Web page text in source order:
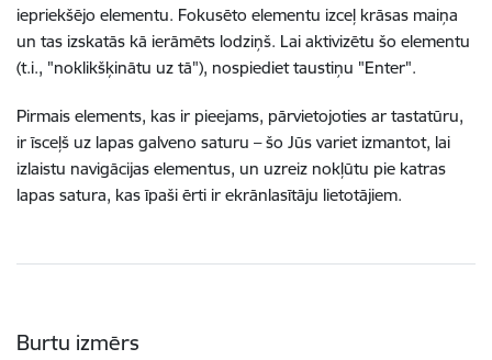
iepriekšējo elementu. Fokusēto elementu izceļ krāsas maiņa
un tas izskatās kā ierāmēts lodziņš. Lai aktivizētu šo elementu
(t.i., "noklikšķinātu uz tā"), nospiediet taustiņu "Enter".
Pirmais elements, kas ir pieejams, pārvietojoties ar tastatūru,
ir īsceļš uz lapas galveno saturu – šo Jūs variet izmantot, lai
izlaistu navigācijas elementus, un uzreiz nokļūtu pie katras
lapas satura, kas īpaši ērti ir ekrānlasītāju lietotājiem.
Burtu izmērs